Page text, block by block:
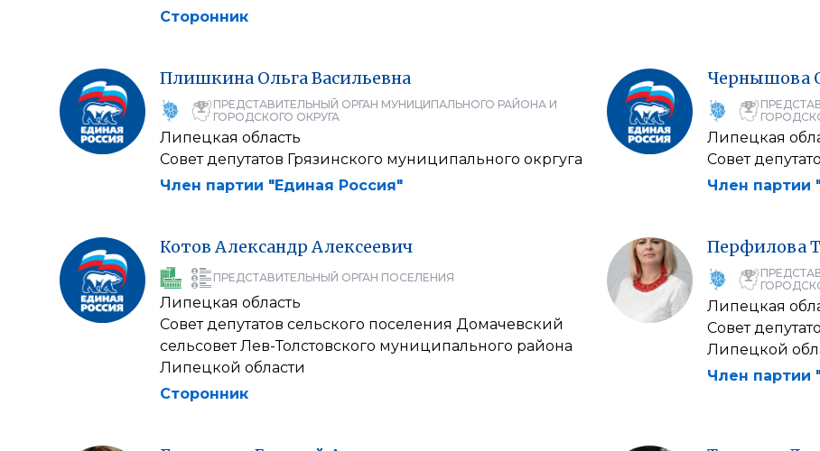
Сторонник
Плишкина Ольга Васильевна
ПРЕДСТАВИТЕЛЬНЫЙ ОРГАН МУНИЦИПАЛЬНОГО РАЙОНА И
ГОРОДСКОГО ОКРУГА
Липецкая область
Совет депутатов Грязинского муниципального окргуга
Член партии "Единая Россия"
Чернышова
Липецкая
Совет
Член партии
Котов Александр Алексеевич
ПРЕДСТАВИТЕЛЬНЫЙ ОРГАН ПОСЕЛЕНИЯ
Липецкая область
Совет депутатов сельского поселения Домачевский
сельсовет Лев-Толстовского муниципального района
Липецкой области
Сторонник
Перфилова
Липецкая
Совет
Липецкой
Член партии